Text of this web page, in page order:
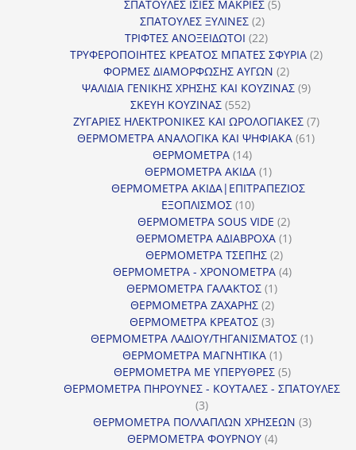
ΣΠΑΤΟΥΛΕΣ ΙΣΙΕΣ ΜΑΚΡΙΕΣ 55
ΣΠΑΤΟΥΛΕΣ ΞΥΛΙΝΕΣ 22
προϊόντα
ΤΡΙΦΤΕΣ ΑΝΟΞΕΙΔΩΤΟΙ 2222
προϊόντα
ΤΡΥΦΕΡΟΠΟΙΗΤΕΣ ΚΡΕΑΤΟΣ ΜΠΑΤΕΣ ΣΦΥΡΙΑ 22
ΦΟΡΜΕΣ ΔΙΑΜΟΡΦΩΣΗΣ ΑΥΓΩΝ 22
προϊόντα
ΨΑΛΙΔΙΑ ΓΕΝΙΚΗΣ ΧΡΗΣΗΣ ΚΑΙ ΚΟΥΖΙΝΑΣ 99
ΣΚΕΥΗ ΚΟΥΖΙΝΑΣ 552552
προϊόντα
ΖΥΓΑΡΙΕΣ ΗΛΕΚΤΡΟΝΙΚΕΣ ΚΑΙ ΩΡΟΛΟΓΙΑΚΕΣ 77
ΘΕΡΜΟΜΕΤΡΑ ΑΝΑΛΟΓΙΚΑ ΚΑΙ ΨΗΦΙΑΚΑ 6161
ΘΕΡΜΟΜΕΤΡΑ 1414
προϊόντα
ΘΕΡΜΟΜΕΤΡΑ ΑΚΙΔΑ 11
προϊόν
ΘΕΡΜΟΜΕΤΡΑ ΑΚΙΔΑ|ΕΠΙΤΡΑΠΕΖΙΟΣ
ΕΞΟΠΛΙΣΜΟΣ 1010
προϊόντα
ΘΕΡΜΟΜΕΤΡΑ SOUS VIDE 22
προϊόντα
ΘΕΡΜΟΜΕΤΡΑ ΑΔΙΑΒΡΟΧΑ 11
ΘΕΡΜΟΜΕΤΡΑ ΤΣΕΠΗΣ 22
προϊόντα
ΘΕΡΜΟΜΕΤΡΑ - ΧΡΟΝΟΜΕΤΡΑ 44
ΘΕΡΜΟΜΕΤΡΑ ΓΑΛΑΚΤΟΣ 11
προϊόν
ΘΕΡΜΟΜΕΤΡΑ ΖΑΧΑΡΗΣ 22
προϊόντα
ΘΕΡΜΟΜΕΤΡΑ ΚΡΕΑΤΟΣ 33
προϊόντα
ΘΕΡΜΟΜΕΤΡΑ ΛΑΔΙΟΥ/ΤΗΓΑΝΙΣΜΑΤΟΣ 11
ΘΕΡΜΟΜΕΤΡΑ ΜΑΓΝΗΤΙΚΑ 11
προϊόν
ΘΕΡΜΟΜΕΤΡΑ ΜΕ ΥΠΕΡΥΘΡΕΣ 55
προϊόντα
ΘΕΡΜΟΜΕΤΡΑ ΠΗΡΟΥΝΕΣ - ΚΟΥΤΑΛΕΣ - ΣΠΑΤΟΥΛΕΣ
33
προϊόντα
ΘΕΡΜΟΜΕΤΡΑ ΠΟΛΛΑΠΛΩΝ ΧΡΗΣΕΩΝ 33
ΘΕΡΜΟΜΕΤΡΑ ΦΟΥΡΝΟΥ 44